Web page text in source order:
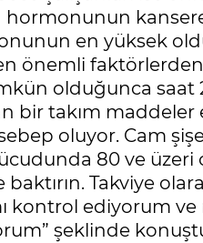
en yüksek
önemli faktörlerden
olduğunca saat
bir takım
oluyor. Cam
80 ve üzeri
Takviye
kontrol ediyorum ve
şeklinde